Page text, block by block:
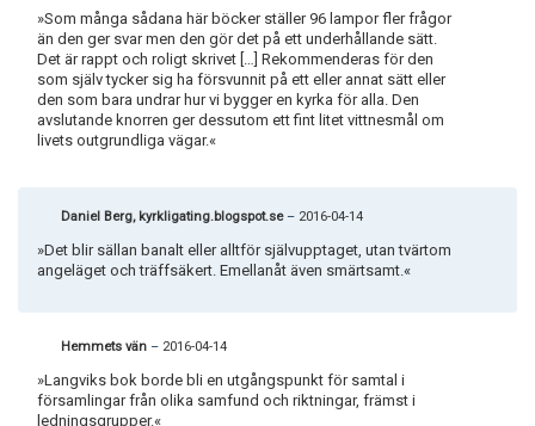
»Som många sådana här böcker ställer 96 lampor fler frågor
än den ger svar men den gör det på ett underhållande sätt.
Det är rappt och roligt skrivet […] Rekommenderas för den
som själv tycker sig ha försvunnit på ett eller annat sätt eller
den som bara undrar hur vi bygger en kyrka för alla. Den
avslutande knorren ger dessutom ett fint litet vittnesmål om
livets outgrundliga vägar.«
Daniel Berg, kyrkligating.blogspot.se – 2016-04-14
»Det blir sällan banalt eller alltför självupptaget, utan tvärtom
angeläget och träffsäkert. Emellanåt även smärtsamt.«
Hemmets vän – 2016-04-14
»Langviks bok borde bli en utgångspunkt för samtal i
församlingar från olika samfund och riktningar, främst i
ledningsgrupper.«